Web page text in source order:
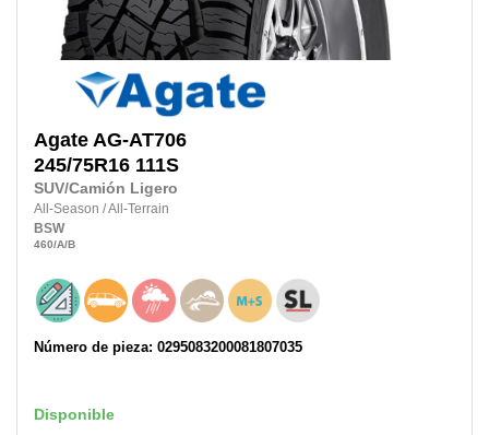
Agate AG-AT706
245/75R16 111S
SUV/Camión Ligero
All-Season /All-Terrain
BSW
460/A/B
Número de pieza: 0295083200081807035
Disponible